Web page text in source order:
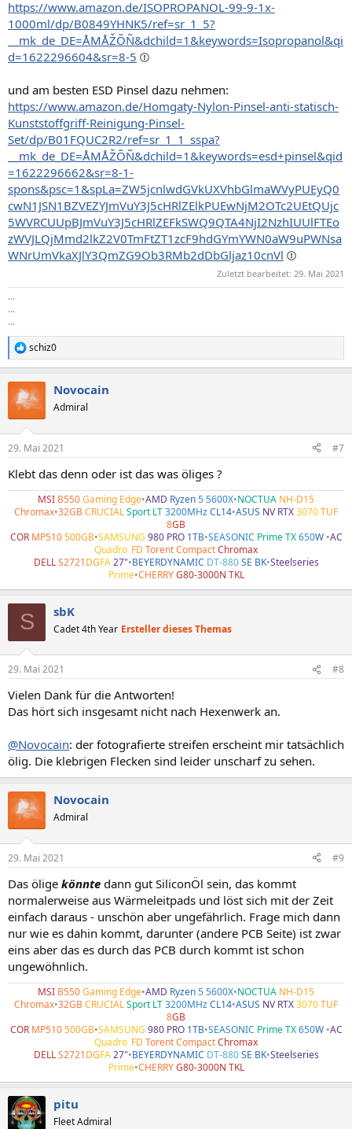
https://www.amazon.de/ISOPROPANOL-99-9-1x-
1000ml/dp/B0849YHNK5/ref=sr_1_5?
__mk_de_DE=ÅMÅŽÕÑ&dchild=1&keywords=Isopropanol&qi
d=1622296604&sr=8-5
und am besten ESD Pinsel dazu nehmen:
https://www.amazon.de/Homgaty-Nylon-Pinsel-anti-statisch-
Kunststoffgriff-Reinigung-Pinsel-
Set/dp/B01FQUC2R2/ref=sr_1_1_sspa?
__mk_de_DE=ÅMÅŽÕÑ&dchild=1&keywords=esd+pinsel&qid
=1622296662&sr=8-1-
spons&psc=1&spLa=ZW5jcnlwdGVkUXVhbGlmaWVyPUEyQ0
cwN1JSN1BZVEZYJmVuY3J5cHRlZElkPUEwNjM2OTc2UEtQUjc
5WVRCUUpBJmVuY3J5cHRlZEFkSWQ9QTA4NjI2NzhIUUlFTEo
zWVJLQjMmd2lkZ2V0TmFtZT1zcF9hdGYmYWN0aW9uPWNsa
WNrUmVkaXJlY3QmZG9Ob3RMb2dDbGljaz10cnVl
Zuletzt bearbeitet: 29. Mai 2021
...
...
...
R
e
k
t
i
e
:
schiz0
Novocain
Admiral
29. Mai 2021 #7
Klebt das denn oder ist das was öliges ?
MSI B550Gaming Edge•AMD Ryzen5 5600X•NOCTUA NH-D15
Chromax•32GBCRUCIALSport LT3200MHzCL14•ASUS NV RTX3070TUF
8GB
COR MP510 500GB•SAMSUNG 980 PRO 1TB•SEASONIC Prime TX 650W•AC
Quadro FD Torent CompactChromax
DELL S2721DGFA 27"•BEYERDYNAMIC DT-880SE BK•Steelseries
Prime•CHERRY G80-3000N TKL
S sbK
Cadet 4th Year Ersteller dieses Themas
29. Mai 2021 #8
Vielen Dank für die Antworten!
Das hört sich insgesamt nicht nach Hexenwerk an.
@Novocain: der fotografierte streifen erscheint mir tatsächlich
ölig. Die klebrigen Flecken sind leider unscharf zu sehen.
Novocain
Admiral
29. Mai 2021 #9
Das ölige könnte dann gut SiliconÖl sein, das kommt
normalerweise aus Wärmeleitpads und löst sich mit der Zeit
einfach daraus - unschön aber ungefährlich. Frage mich dann
nur wie es dahin kommt, darunter (andere PCB Seite) ist zwar
eins aber das es durch das PCB durch kommt ist schon
ungewöhnlich.
MSI B550Gaming Edge•AMD Ryzen5 5600X•NOCTUA NH-D15
Chromax•32GBCRUCIALSport LT3200MHzCL14•ASUS NV RTX3070TUF
8GB
COR MP510 500GB•SAMSUNG 980 PRO 1TB•SEASONIC Prime TX 650W•AC
Quadro FD Torent CompactChromax
DELL S2721DGFA 27"•BEYERDYNAMIC DT-880SE BK•Steelseries
Prime•CHERRY G80-3000N TKL
pitu
Fleet Admiral